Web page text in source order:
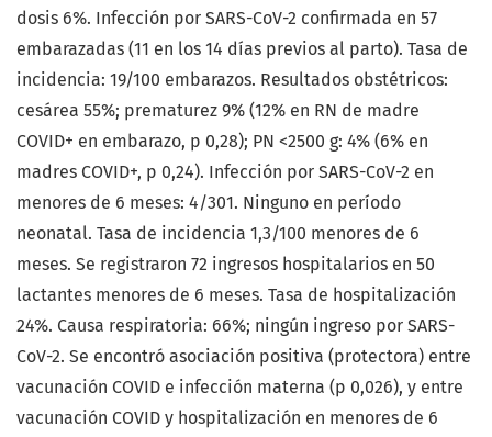
dosis 6%. Infección por SARS-CoV-2 confirmada en 57
embarazadas (11 en los 14 días previos al parto). Tasa de
incidencia: 19/100 embarazos. Resultados obstétricos:
cesárea 55%; prematurez 9% (12% en RN de madre
COVID+ en embarazo, p 0,28); PN <2500 g: 4% (6% en
madres COVID+, p 0,24). Infección por SARS-CoV-2 en
menores de 6 meses: 4/301. Ninguno en período
neonatal. Tasa de incidencia 1,3/100 menores de 6
meses. Se registraron 72 ingresos hospitalarios en 50
lactantes menores de 6 meses. Tasa de hospitalización
24%. Causa respiratoria: 66%; ningún ingreso por SARS-
CoV-2. Se encontró asociación positiva (protectora) entre
vacunación COVID e infección materna (p 0,026), y entre
vacunación COVID y hospitalización en menores de 6